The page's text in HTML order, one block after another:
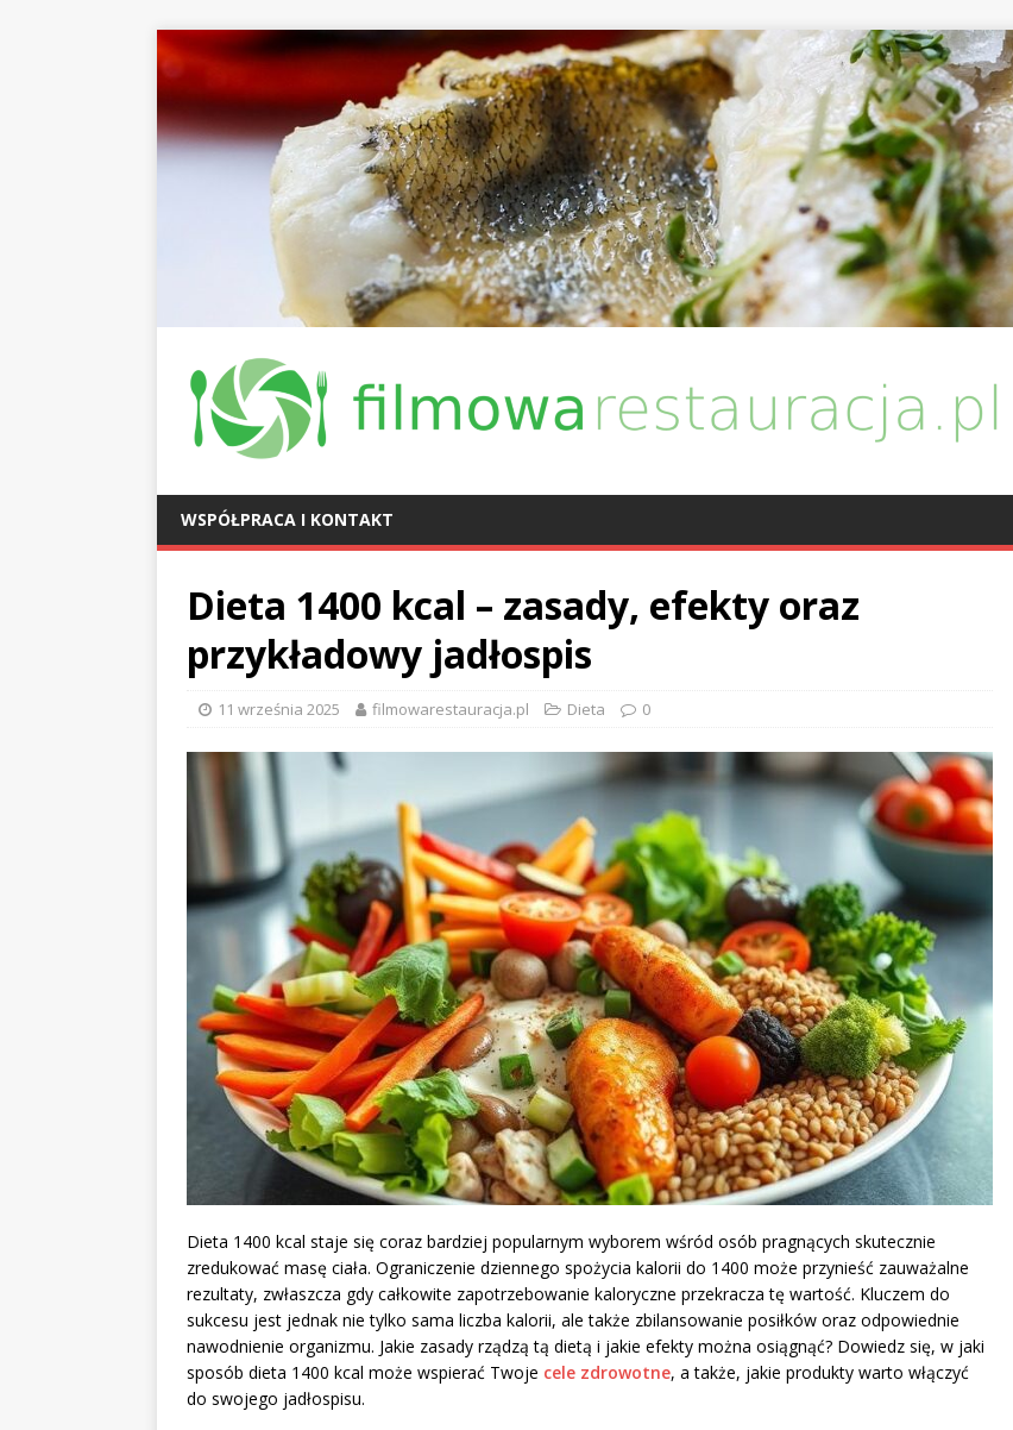
WSPÓŁPRACA I KONTAKT
Dieta 1400 kcal – zasady, efekty oraz
przykładowy jadłospis
11 września 2025 filmowarestauracja.pl Dieta 0
Dieta 1400 kcal staje się coraz bardziej popularnym wyborem wśród osób pragnących skutecznie
zredukować masę ciała. Ograniczenie dziennego spożycia kalorii do 1400 może przynieść zauważalne
rezultaty, zwłaszcza gdy całkowite zapotrzebowanie kaloryczne przekracza tę wartość. Kluczem do
sukcesu jest jednak nie tylko sama liczba kalorii, ale także zbilansowanie posiłków oraz odpowiednie
nawodnienie organizmu. Jakie zasady rządzą tą dietą i jakie efekty można osiągnąć? Dowiedz się, w jaki
sposób dieta 1400 kcal może wspierać Twoje cele zdrowotne, a także, jakie produkty warto włączyć
do swojego jadłospisu.